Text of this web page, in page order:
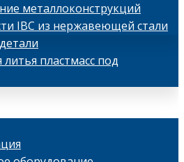
металлоконструкций
IBC из нержавеющей стали
пластмасс под